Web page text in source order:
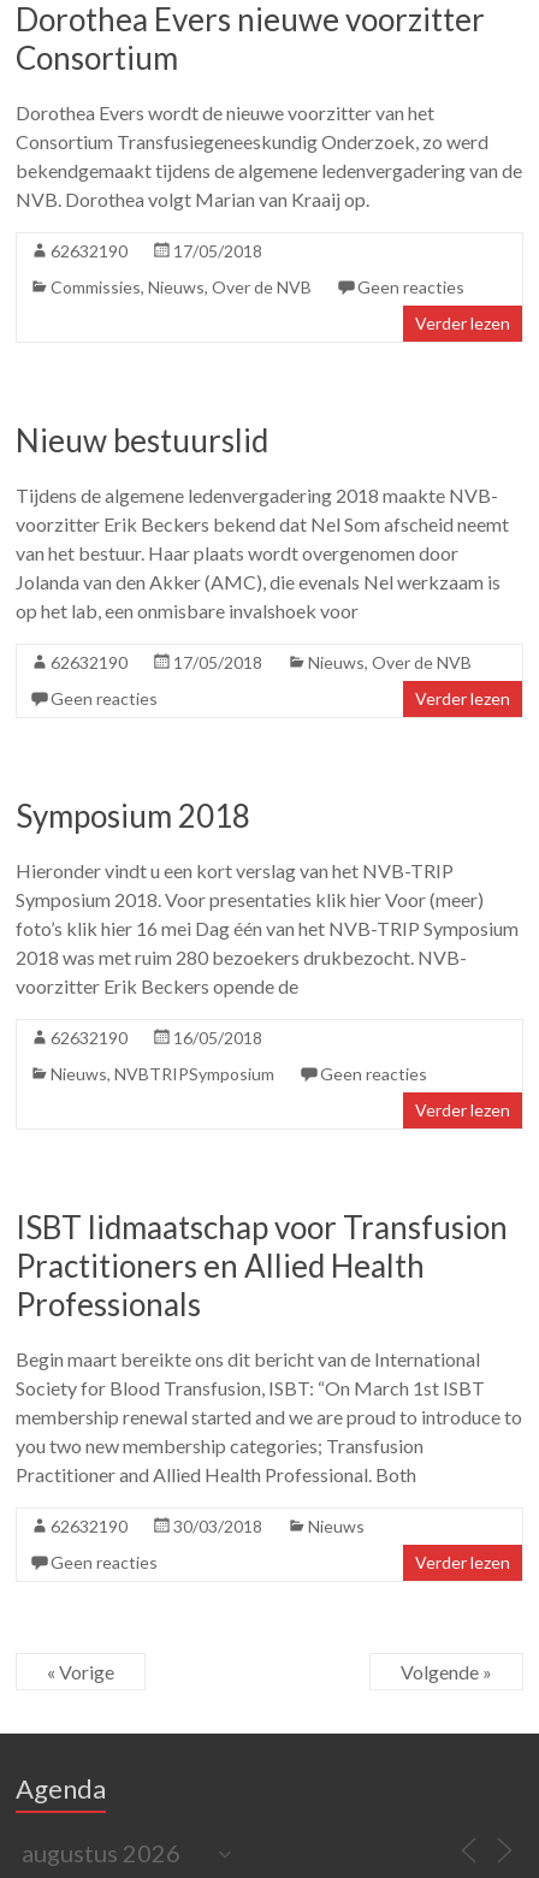
Dorothea Evers nieuwe voorzitter
Consortium
Dorothea Evers wordt de nieuwe voorzitter van het
Consortium Transfusiegeneeskundig Onderzoek, zo werd
bekendgemaakt tijdens de algemene ledenvergadering van de
NVB. Dorothea volgt Marian van Kraaij op.
62632190
17/05/2018
Commissies,Nieuws,Over de NVB
Geen reacties
Verder lezen
Nieuw bestuurslid
Tijdens de algemene ledenvergadering 2018 maakte NVB-
voorzitter Erik Beckers bekend dat Nel Som afscheid neemt
van het bestuur. Haar plaats wordt overgenomen door
Jolanda van den Akker (AMC), die evenals Nel werkzaam is
op het lab, een onmisbare invalshoek voor
62632190 17/05/2018 Nieuws,Over de NVB
Geen reacties
Verder lezen
Symposium 2018
Hieronder vindt u een kort verslag van het NVB-TRIP
Symposium 2018. Voor presentaties klik hier Voor (meer)
foto’s klik hier 16 mei Dag één van het NVB-TRIP Symposium
2018 was met ruim 280 bezoekers drukbezocht. NVB-
voorzitter Erik Beckers opende de
62632190
16/05/2018
Nieuws,NVBTRIPSymposium
Geen reacties
Verder lezen
ISBT lidmaatschap voor Transfusion
Practitioners en Allied Health
Professionals
Begin maart bereikte ons dit bericht van de International
Society for Blood Transfusion, ISBT: “On March 1st ISBT
membership renewal started and we are proud to introduce to
you two new membership categories; Transfusion
Practitioner and Allied Health Professional. Both
62632190 30/03/2018
Nieuws
Geen reacties
Verder lezen
« Vorige Volgende »
Agenda